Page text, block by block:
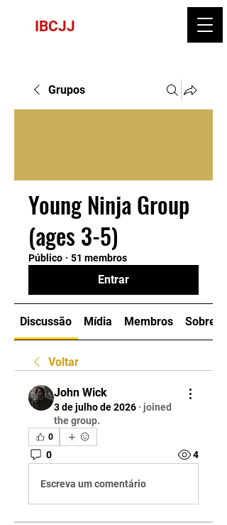
IBCJJ
Grupos
Young Ninja Group
(ages 3-5)
Público · 51 membros
Entrar
Discussão Mídia Membros Sobre
Voltar
John Wick
3 de julho de 2026 · joined
the group.
0
0 4
Escreva um comentário